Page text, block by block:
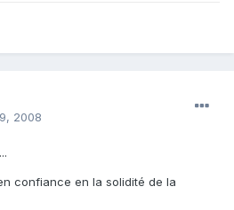
2008
confiance en la solidité de la